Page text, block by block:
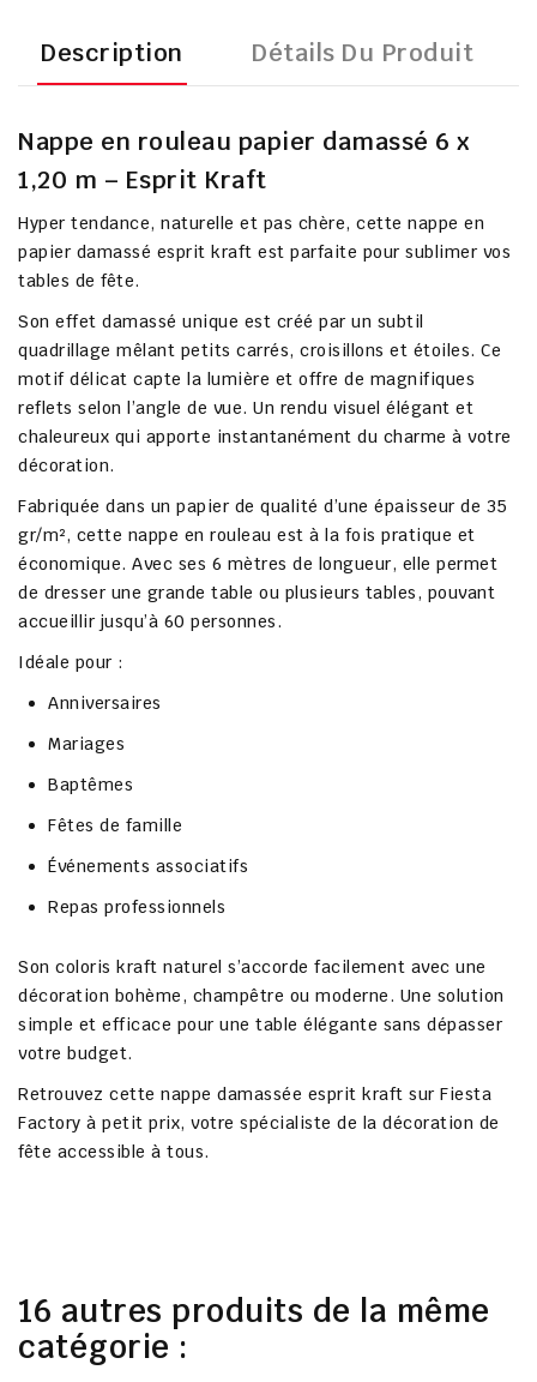
Description Détails Du Produit
Nappe en rouleau papier damassé 6 x
1,20 m – Esprit Kraft
Hyper tendance, naturelle et pas chère, cette nappe en
papier damassé esprit kraft est parfaite pour sublimer vos
tables de fête.
Son effet damassé unique est créé par un subtil
quadrillage mêlant petits carrés, croisillons et étoiles. Ce
motif délicat capte la lumière et offre de magnifiques
reflets selon l’angle de vue. Un rendu visuel élégant et
chaleureux qui apporte instantanément du charme à votre
décoration.
Fabriquée dans un papier de qualité d’une épaisseur de 35
gr/m², cette nappe en rouleau est à la fois pratique et
économique. Avec ses 6 mètres de longueur, elle permet
de dresser une grande table ou plusieurs tables, pouvant
accueillir jusqu’à 60 personnes.
Idéale pour :
Anniversaires
Mariages
Baptêmes
Fêtes de famille
Événements associatifs
Repas professionnels
Son coloris kraft naturel s’accorde facilement avec une
décoration bohème, champêtre ou moderne. Une solution
simple et efficace pour une table élégante sans dépasser
votre budget.
Retrouvez cette nappe damassée esprit kraft sur Fiesta
Factory à petit prix, votre spécialiste de la décoration de
fête accessible à tous.
16 autres produits de la même
catégorie :